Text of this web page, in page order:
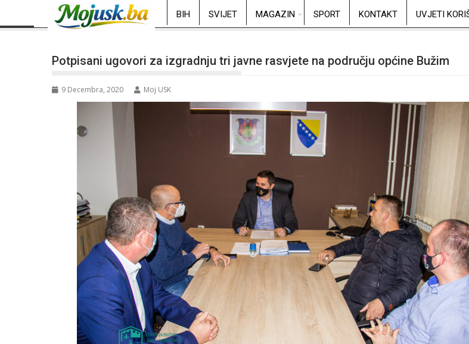
BIH SVIJET MAGAZIN SPORT KONTAKT UVJETI
Potpisani ugovori za izgradnju tri javne rasvjete na području općine Bužim
9 Decembra, 2020 Moj USK